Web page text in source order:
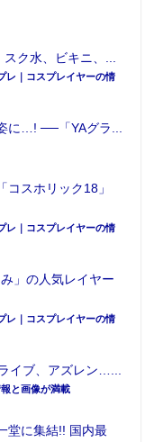
ク水、ビキニ、...
レ｜コスプレイヤーの情
に…! ──「YAグラ...
スホリック18」
レ｜コスプレイヤーの情
」の人気レイヤー
レ｜コスプレイヤーの情
イブ、アズレン…...
と画像が満載
堂に集結!! 国内最